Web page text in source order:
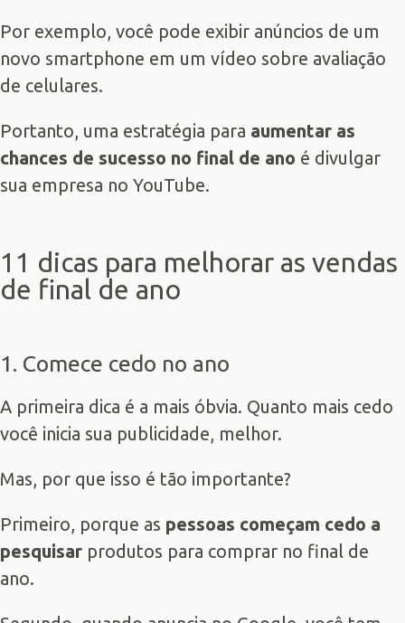
Por exemplo, você pode exibir anúncios de um
novo smartphone em um vídeo sobre avaliação
de celulares.
Portanto, uma estratégia para aumentar as
chances de sucesso no final de ano é divulgar
sua empresa no YouTube.
11 dicas para melhorar as vendas
de final de ano
1. Comece cedo no ano
A primeira dica é a mais óbvia. Quanto mais cedo
você inicia sua publicidade, melhor.
Mas, por que isso é tão importante?
Primeiro, porque as pessoas começam cedo a
pesquisar produtos para comprar no final de
ano.